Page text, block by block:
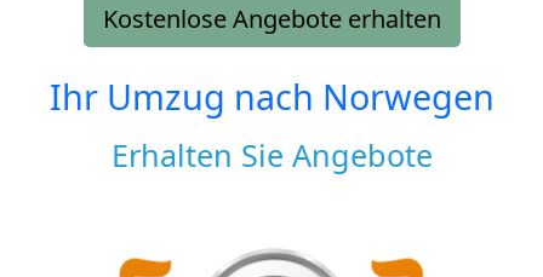
Kostenlose Angebote erhalten
Ihr Umzug nach Norwegen
Erhalten Sie Angebote